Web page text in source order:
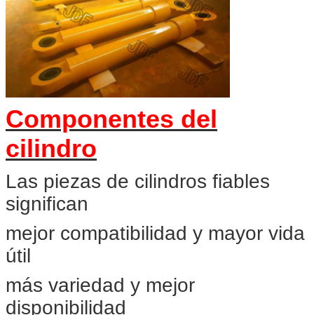
Componentes del
cilindro
Las piezas de cilindros fiables
significan
mejor compatibilidad y mayor vida
útil
más variedad y mejor
disponibilidad